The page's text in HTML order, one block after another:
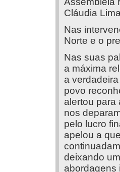
Cláudia
Nas
Norte e o
Nas suas
a máxima
a
povo
alertou para
nos
pelo lucro
apelou a
deixando
abordagens